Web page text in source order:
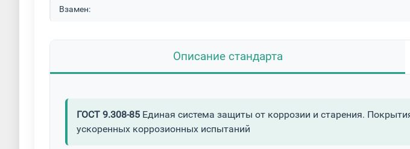
Взамен:
Описание стандарта
ГОСТ 9.308-85 Единая система защиты от коррозии и старения.
ускоренных коррозионных испытаний